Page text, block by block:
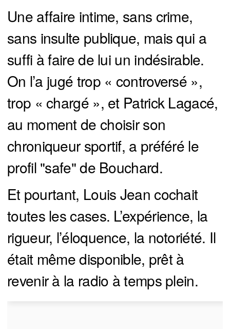
Une affaire intime, sans crime,
sans insulte publique, mais qui a
suffi à faire de lui un indésirable.
On l’a jugé trop « controversé »,
trop « chargé », et Patrick Lagacé,
au moment de choisir son
chroniqueur sportif, a préféré le
profil "safe" de Bouchard.
Et pourtant, Louis Jean cochait
toutes les cases. L’expérience, la
rigueur, l’éloquence, la notoriété. Il
était même disponible, prêt à
revenir à la radio à temps plein.